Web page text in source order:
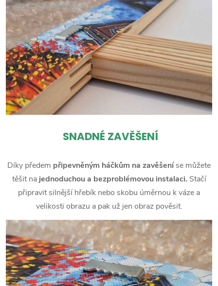
SNADNÉ ZAVĚŠENÍ
Díky předem připevněným háčkům na zavěšeníse můžete
těšit na jednoduchou a bezproblémovou instalaci. Stačí
připravit silnější hřebík nebo skobu úměrnou k váze a
velikosti obrazu a pak už jen obraz pověsit.